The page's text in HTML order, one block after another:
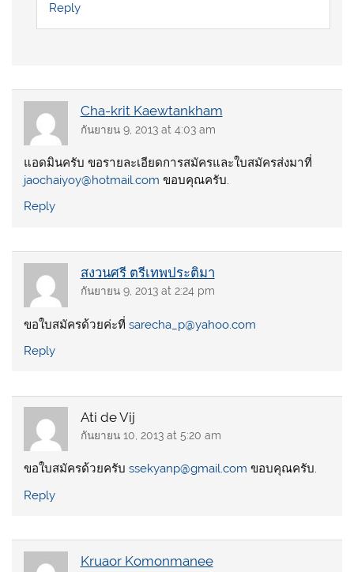
Reply
Cha-krit Kaewtankham
กันยายน 9, 2013 at 4:03 am
แอดมินครับ ขอรายละเอียดการสมัครและใบสมัครส่งมาที่
jaochaiyoy@hotmail.com ขอบคุณครับ.
Reply
สงวนศรี ตรีเทพประติมา
กันยายน 9, 2013 at 2:24 pm
ขอใบสมัครด้วยค่ะที่sarecha_p@yahoo.com
Reply
Ati de Vij
กันยายน 10, 2013 at 5:20 am
ขอใบสมัครด้วยครับssekyanp@gmail.com ขอบคุณครับ.
Reply
Kruaor Komonmanee